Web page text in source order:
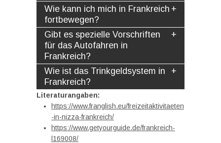
Wie kann ich mich in Frankreich
fortbewegen?
Gibt es spezielle Vorschriften
für das Autofahren in
Frankreich?
Wie ist das Trinkgeldsystem in
Frankreich?
Literaturangaben:
https://www.franglish.eu/freizeitaktivitaeten
-in-nizza-frankreich/
https://www.getyourguide.de/frankreich-
l169008/